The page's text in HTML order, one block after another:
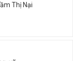
Thị Nại